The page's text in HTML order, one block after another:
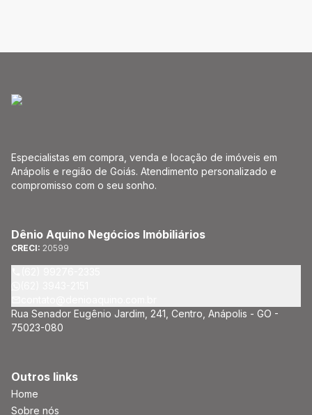
Especialistas em compra, venda e locação de imóveis em
Anápolis e região de Goiás. Atendimento personalizado e
compromisso com o seu sonho.
Dênio Aquino Negócios Imóbiliários
CRECI: 20599
Rua Senador Eugênio Jardim, 241, Centro, Anápolis - GO -
75023-080
Outros links
Home
Sobre nós